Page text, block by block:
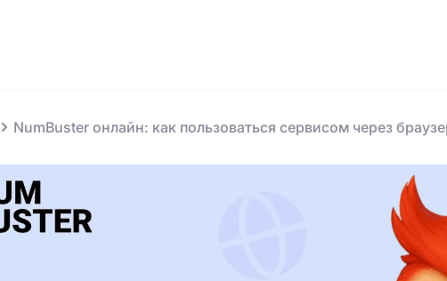
NumBuster онлайн: как пользоваться сервисом через